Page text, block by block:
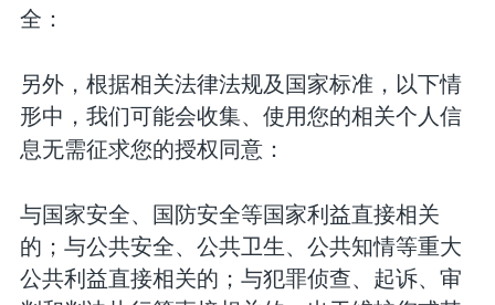
全：
另外，根据相关法律法规及国家标准，以下情
形中，我们可能会收集、使用您的相关个人信
息无需征求您的授权同意：
与国家安全、国防安全等国家利益直接相关
的；与公共安全、公共卫生、公共知情等重大
公共利益直接相关的；与犯罪侦查、起诉、审